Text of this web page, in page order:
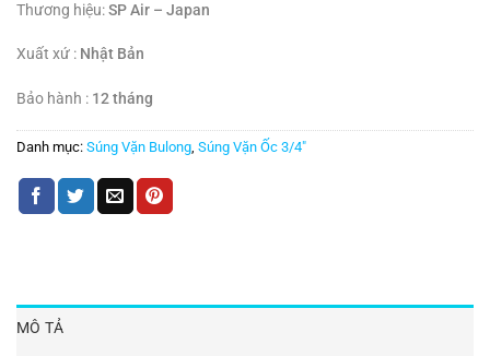
Thương hiệu:SP Air – Japan
Xuất xứ : Nhật Bản
Bảo hành : 12 tháng
Danh mục: Súng Vặn Bulong Súng Vặn Ốc 3/4"
MÔ TẢ